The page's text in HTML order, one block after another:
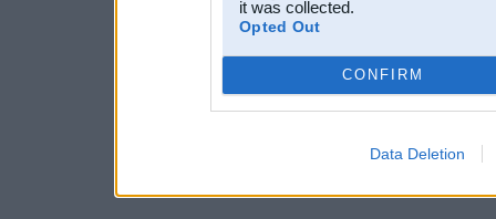
it was collected.
Opted Out
CONFIRM
Data Deletion